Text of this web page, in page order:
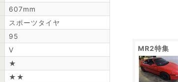
607mm
スポーツタイヤ
95
V
★
★★
MR2特集